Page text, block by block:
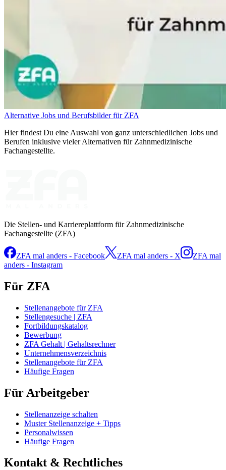
Alternative Jobs und Berufsbilder für ZFA
Hier findest Du eine Auswahl von ganz unterschiedlichen Jobs und
Berufen inklusive vieler Alternativen für Zahnmedizinische
Fachangestellte.
Die Stellen- und Karriereplattform für Zahnmedizinische
Fachangestellte (ZFA)
ZFA mal anders - Facebook ZFA mal anders - X
ZFA mal
anders - Instagram
Für ZFA
Stellenangebote für ZFA
Stellengesuche | ZFA
Fortbildungskatalog
Bewerbung
ZFA Gehalt | Gehaltsrechner
Unternehmensverzeichnis
Stellenangebote für ZFA
Häufige Fragen
Für Arbeitgeber
Stellenanzeige schalten
Muster Stellenanzeige + Tipps
Personalwissen
Häufige Fragen
Kontakt & Rechtliches